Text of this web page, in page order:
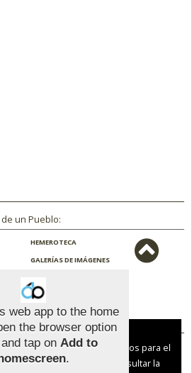
un Pueblo:
HEMEROTECA
GALERÍAS DE IMÁGENES
CONTACTO
ENCUESTAS
web app to the home
the browser option
tap on Add to
.
el Uso de cookies:
cookies nuestras y de terceros para el
del digital. Puedes consultar la